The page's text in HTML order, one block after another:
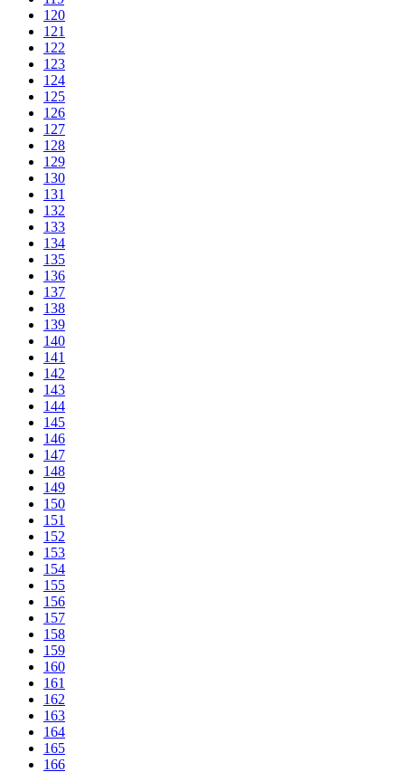
120
121
122
123
124
125
126
127
128
129
130
131
132
133
134
135
136
137
138
139
140
141
142
143
144
145
146
147
148
149
150
151
152
153
154
155
156
157
158
159
160
161
162
163
164
165
166